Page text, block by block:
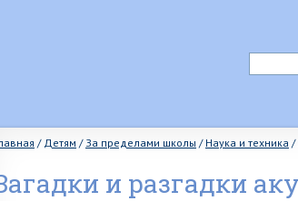
/ Детям / За пределами школы / Наука и техника /
и разгадки